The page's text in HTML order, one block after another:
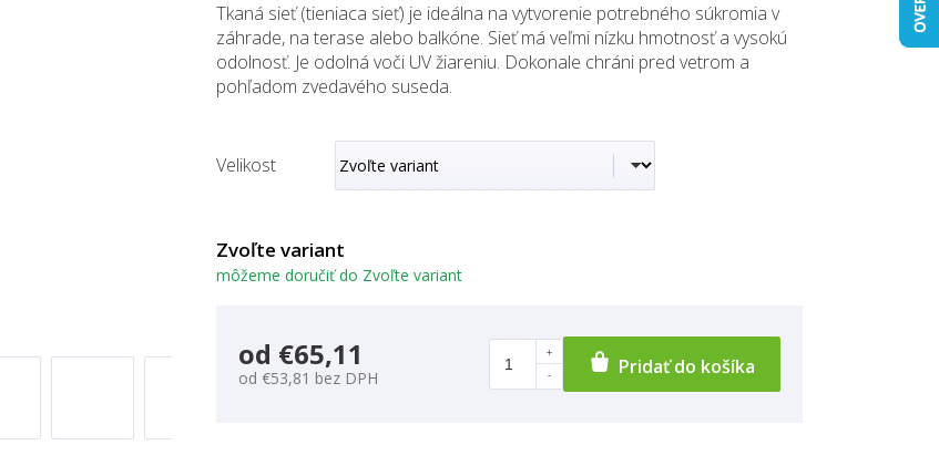
Zvoľte variant
môžeme doručiť do Zvoľte variant
Velikost
Tkaná sieť (tieniaca sieť) je ideálna na vytvorenie potrebného súkromia v
záhrade, na terase alebo balkóne. Sieť má veľmi nízku hmotnosť a vysokú
odolnosť. Je odolná voči UV žiareniu. Dokonale chráni pred vetrom a
pohľadom zvedavého suseda.
od €65,11
od €53,81 bez DPH Pridať do košíka